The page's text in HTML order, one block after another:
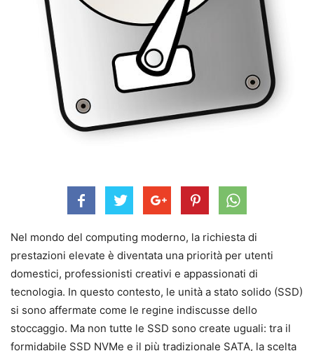
Nel mondo del computing moderno, la richiesta di
prestazioni elevate è diventata una priorità per utenti
domestici, professionisti creativi e appassionati di
tecnologia. In questo contesto, le unità a stato solido (SSD)
si sono affermate come le regine indiscusse dello
stoccaggio. Ma non tutte le SSD sono create uguali: tra il
formidabile SSD NVMe e il più tradizionale SATA, la scelta